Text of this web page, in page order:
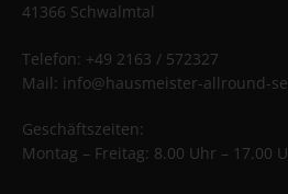
41366 Schwalmtal
Telefon: +49 2163 / 572327
Mail: info@hausmeister-allround-
Geschäftszeiten:
Montag – Freitag: 8.00 Uhr – 17.00